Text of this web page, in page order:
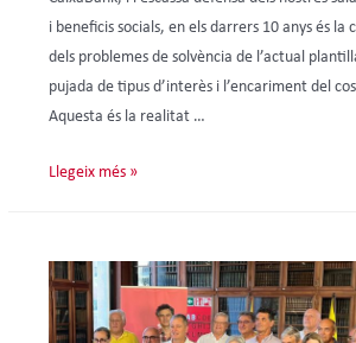
i beneficis socials, en els darrers 10 anys és la
dels problemes de solvència de l’actual
pujada de tipus d’interès i l’encariment del
Aquesta és la realitat …
Llegeix més »